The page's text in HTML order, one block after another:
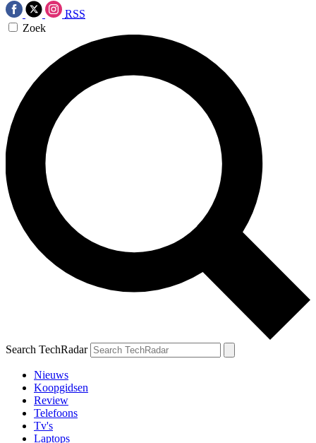
RSS
Zoek
Search TechRadar
Nieuws
Koopgidsen
Review
Telefoons
Tv's
Laptops